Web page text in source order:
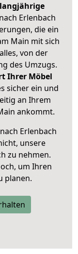
langjährige
Erlenbach
die ein
Main mit sich
von der
des Umzugs.
Ihrer Möbel
sicher ein und
an Ihrem
ankommt.
Erlenbach
unsere
zu nehmen.
um Ihren
planen.